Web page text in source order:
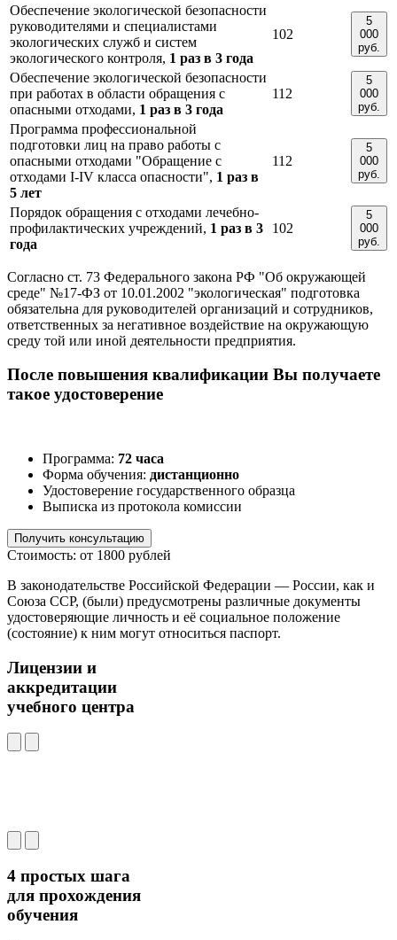
Обеспечение экологической безопасности
руководителями и специалистами
экологических служб и систем
экологического контроля, 1 раз в 3 года
102
5
000
руб.
Обеспечение экологической безопасности
при работах в области обращения с
опасными отходами, 1 раз в 3 года
112
5
000
руб.
Программа профессиональной
подготовки лиц на право работы с
опасными отходами "Обращение с
отходами I-IV класса опасности", 1 раз в
5 лет
112
5
000
руб.
Порядок обращения с отходами лечебно-
профилактических учреждений, 1 раз в 3
года
102
5
000
руб.
Согласно ст. 73 Федерального закона РФ "Об окружающей
среде" №17-ФЗ от 10.01.2002 "экологическая" подготовка
обязательна для руководителей организаций и сотрудников,
ответственных за негативное воздействие на окружающую
среду той или иной деятельности предприятия.
После повышения квалификации Вы получаете
такое удостоверение
Программа: 72 часа
Форма обучения: дистанционно
Удостоверение государственного образца
Выписка из протокола комиссии
Получить консультацию
Стоимость: от 1800 рублей
В законодательстве Российской Федерации — России, как и
Союза ССР, (были) предусмотрены различные документы
удостоверяющие личность и её социальное положение
(состояние) к ним могут относиться паспорт.
Лицензии и
аккредитации
учебного центра
4 простых шага
для прохождения
обучения